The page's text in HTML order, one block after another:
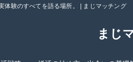
体験のすべてを語る場所。 | まじマッチング
まじ